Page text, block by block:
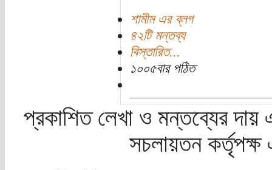
শামীম এর ব্লগ
৪২টি মন্তব্য
বিস্তারিত...
১০০৫বার পঠিত
প্রকাশিত লেখা ও মন্তব্যের দায়
সচলায়তন